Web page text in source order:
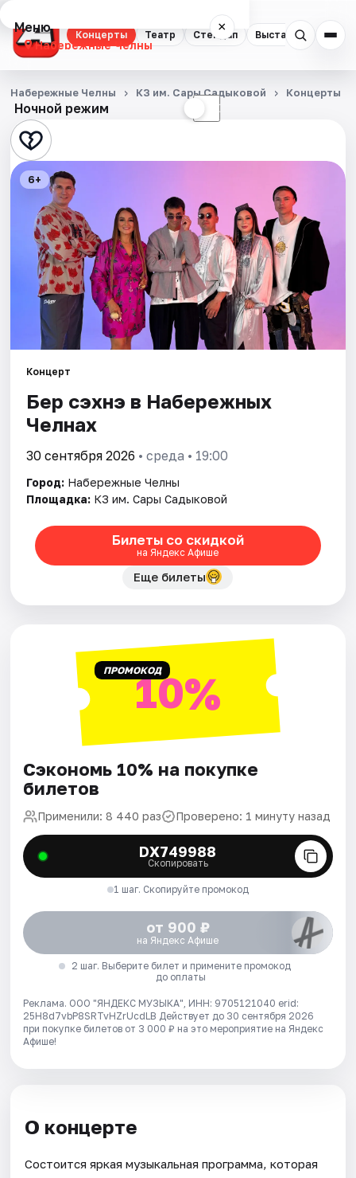
Концерты Театр Стендап Выставки
Меню ×
Набережные Челны
Концерты
Театр
Стендап
Выставки
Экскурсии
События
Города
Артисты
Рейтинги
Ночной режим ☾
Набережные Челны КЗ им. Сары Садыковой Концерты
6+
Концерт
Бер сэхнэ в Набережных
Челнах
30 сентября 2026 • среда • 19:00
Город: Набережные Челны
Площадка: КЗ им. Сары Садыковой
Билеты со скидкой
на Яндекс Афише
Еще билеты
ПРОМОКОД10%
Сэкономь 10% на покупке
билетов
Применили: 8 440 раз Проверено: 1 минуту назад
DX749988
Скопировать
1 шаг. Скопируйте промокод
от 900 ₽
на Яндекс Афише
2 шаг. Выберите билет и примените промокод
до оплаты
Реклама. ООО "ЯНДЕКС МУЗЫКА", ИНН: 9705121040 erid:
25H8d7vbP8SRTvHZrUcdLB Действует до 30 сентября 2026
при покупке билетов от 3 000 ₽ на это мероприятие на Яндекс
Афише!
О концерте
Состоится яркая музыкальная программа, которая